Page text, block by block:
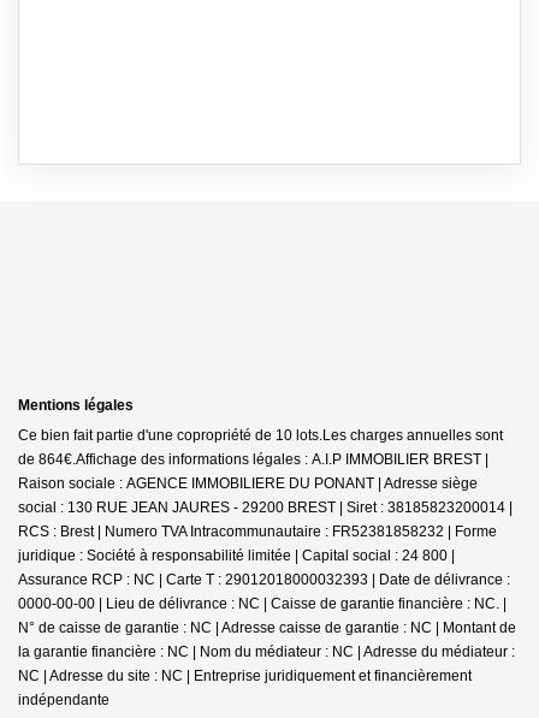
Mentions légales
Ce bien fait partie d'une copropriété de 10 lots.Les charges annuelles sont
de 864€.Affichage des informations légales : A.I.P IMMOBILIER BREST |
Raison sociale : AGENCE IMMOBILIERE DU PONANT | Adresse siège
social : 130 RUE JEAN JAURES - 29200 BREST | Siret : 38185823200014 |
RCS : Brest | Numero TVA Intracommunautaire : FR52381858232 | Forme
juridique : Société à responsabilité limitée | Capital social : 24 800 |
Assurance RCP : NC | Carte T : 29012018000032393 | Date de délivrance :
0000-00-00 | Lieu de délivrance : NC | Caisse de garantie financière : NC. |
N° de caisse de garantie : NC | Adresse caisse de garantie : NC | Montant de
la garantie financière : NC | Nom du médiateur : NC | Adresse du médiateur :
NC | Adresse du site : NC | Entreprise juridiquement et financièrement
indépendante